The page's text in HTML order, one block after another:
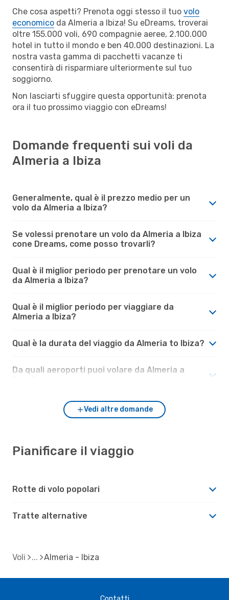
Che cosa aspetti? Prenota oggi stesso il tuo volo
economico da Almeria a Ibiza! Su eDreams, troverai
oltre 155.000 voli, 690 compagnie aeree, 2.100.000
hotel in tutto il mondo e ben 40.000 destinazioni. La
nostra vasta gamma di pacchetti vacanze ti
consentirà di risparmiare ulteriormente sul tuo
soggiorno.
Non lasciarti sfuggire questa opportunità: prenota
ora il tuo prossimo viaggio con eDreams!
Domande frequenti sui voli da
Almeria a Ibiza
Generalmente, qual è il prezzo medio per un
volo da Almeria a Ibiza?
Se volessi prenotare un volo da Almeria a Ibiza
cone Dreams, come posso trovarli?
Qual è il miglior periodo per prenotare un volo
da Almeria a Ibiza?
Qual è il miglior periodo per viaggiare da
Almeria a Ibiza?
Qual è la durata del viaggio da Almeria to Ibiza?
Da quali aeroporti puoi volare da Almeria a
Vedi altre domande
Pianificare il viaggio
Rotte di volo popolari
Tratte alternative
Voli Almeria - Ibiza